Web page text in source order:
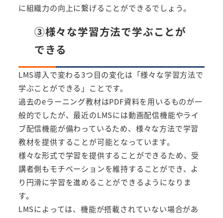
に組織力の向上に繋げることができるでしょう。
③様々な学習方法で学ぶことが
できる
LMS導入で変わる3つ目の変化は「様々な学習方法で
学ぶことができる」ことです。
過去のeラーニング教材はPDF資料を用いるものが一
般的でしたが、最近のLMSには動画配信機能やライ
ブ配信機能が備わっているため、様々な方法で学習
教材を提供することが可能となっています。
様々な形式で学習を提供することができるため、受
講者側もモチベーションを維持することができ、よ
り円滑に学習を進めることができるようになりま
す。
LMSによっては、機能が搭載されていない場合があ